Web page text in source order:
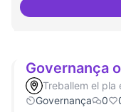
Governança
Treballem el pla
Governança
0